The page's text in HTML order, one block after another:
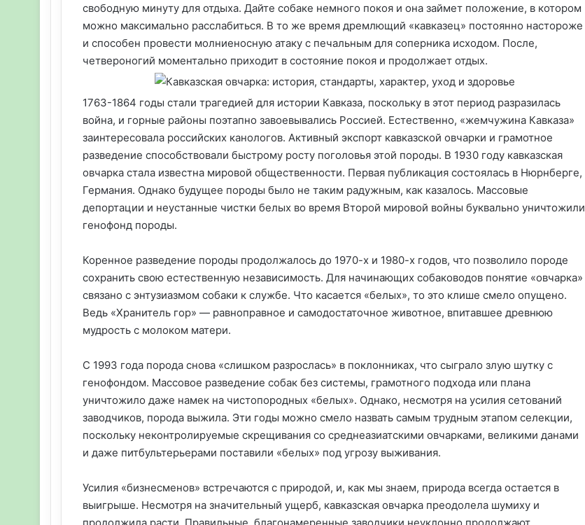
свободную минуту для отдыха. Дайте собаке немного покоя и она займет положение, в котором
можно максимально расслабиться. В то же время дремлющий «кавказец» постоянно настороже
и способен провести молниеносную атаку с печальным для соперника исходом. После,
четвероногий моментально приходит в состояние покоя и продолжает отдых.
1763-1864 годы стали трагедией для истории Кавказа, поскольку в этот период разразилась
война, и горные районы поэтапно завоевывались Россией. Естественно, «жемчужина Кавказа»
заинтересовала российских канологов. Активный экспорт кавказской овчарки и грамотное
разведение способствовали быстрому росту поголовья этой породы. В 1930 году кавказская
овчарка стала известна мировой общественности. Первая публикация состоялась в Нюрнберге,
Германия. Однако будущее породы было не таким радужным, как казалось. Массовые
депортации и неустанные чистки белых во время Второй мировой войны буквально уничтожили
генофонд породы.
Коренное разведение породы продолжалось до 1970-х и 1980-х годов, что позволило породе
сохранить свою естественную независимость. Для начинающих собаководов понятие «овчарка»
связано с энтузиазмом собаки к службе. Что касается «белых», то это клише смело опущено.
Ведь «Хранитель гор» — равноправное и самодостаточное животное, впитавшее древнюю
мудрость с молоком матери.
С 1993 года порода снова «слишком разрослась» в поклонниках, что сыграло злую шутку с
генофондом. Массовое разведение собак без системы, грамотного подхода или плана
уничтожило даже намек на чистопородных «белых». Однако, несмотря на усилия сетований
заводчиков, порода выжила. Эти годы можно смело назвать самым трудным этапом селекции,
поскольку неконтролируемые скрещивания со среднеазиатскими овчарками, великими данами
и даже питбультерьерами поставили «белых» под угрозу выживания.
Усилия «бизнесменов» встречаются с природой, и, как мы знаем, природа всегда остается в
выигрыше. Несмотря на значительный ущерб, кавказская овчарка преодолела шумиху и